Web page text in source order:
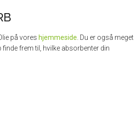
på vores hjemmeside. Du er også meget
frem til, hvilke absorbenter din